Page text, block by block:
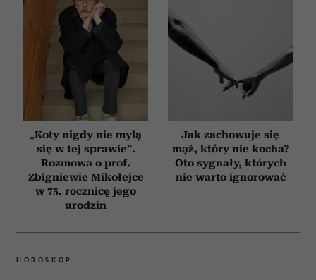
„Koty nigdy nie mylą
się w tej sprawie”.
Rozmowa o prof.
Zbigniewie Mikołejce
w 75. rocznicę jego
urodzin
Jak zachowuje się
mąż, który nie kocha?
Oto sygnały, których
nie warto ignorować
HOROSKOP